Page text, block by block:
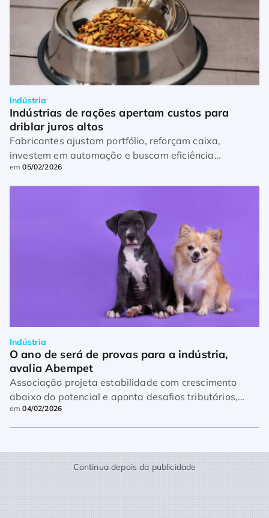
Indústria
Indústrias de rações apertam custos para
driblar juros altos
Fabricantes ajustam portfólio, reforçam caixa,
investem em automação e buscam eficiência
energética para enfrentar pressão sobre consumo e
margens
em05/02/2026
Indústria
O ano de será de provas para a indústria,
avalia Abempet
Associação projeta estabilidade com crescimento
abaixo do potencial e aponta desafios tributários,
cambiais e de consumo para o setor
em04/02/2026
Continua depois da publicidade